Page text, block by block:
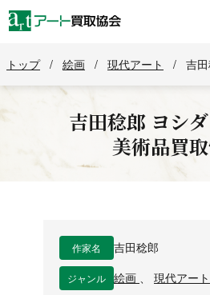
トップ / 絵画 / 現代アート / 吉
吉田稔郎 ヨシ
美術品買
作家名 吉田稔郎
ジャンル 絵画 現代アート